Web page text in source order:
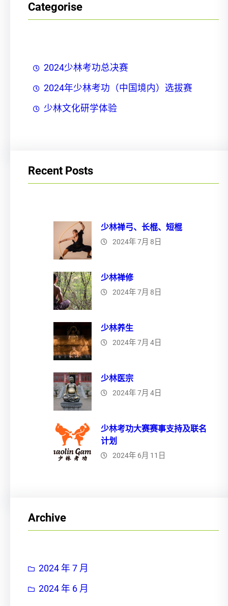
Categorise
2024少林考功总决赛
2024年少林考功（中国境内）选拔赛
少林文化研学体验
Recent Posts
少林禅弓、长棍、短棍
2024年 7月 8日
少林禅修
2024年 7月 8日
少林养生
2024年 7月 4日
少林医宗
2024年 7月 4日
少林考功大赛赛事支持及联名
计划
2024年 6月 11日
Archive
2024 年 7 月
2024 年 6 月